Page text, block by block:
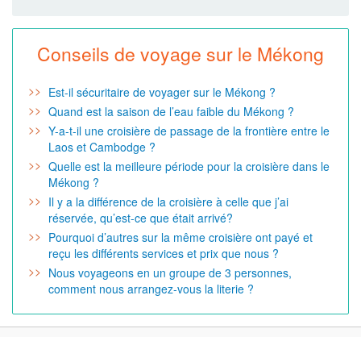
Conseils de voyage sur le Mékong
Est-il sécuritaire de voyager sur le Mékong ?
Quand est la saison de l’eau faible du Mékong ?
Y-a-t-il une croisière de passage de la frontière entre le
Laos et Cambodge ?
Quelle est la meilleure période pour la croisière dans le
Mékong ?
Il y a la différence de la croisière à celle que j’ai
réservée, qu’est-ce que était arrivé?
Pourquoi d’autres sur la même croisière ont payé et
reçu les différents services et prix que nous ?
Nous voyageons en un groupe de 3 personnes,
comment nous arrangez-vous la literie ?